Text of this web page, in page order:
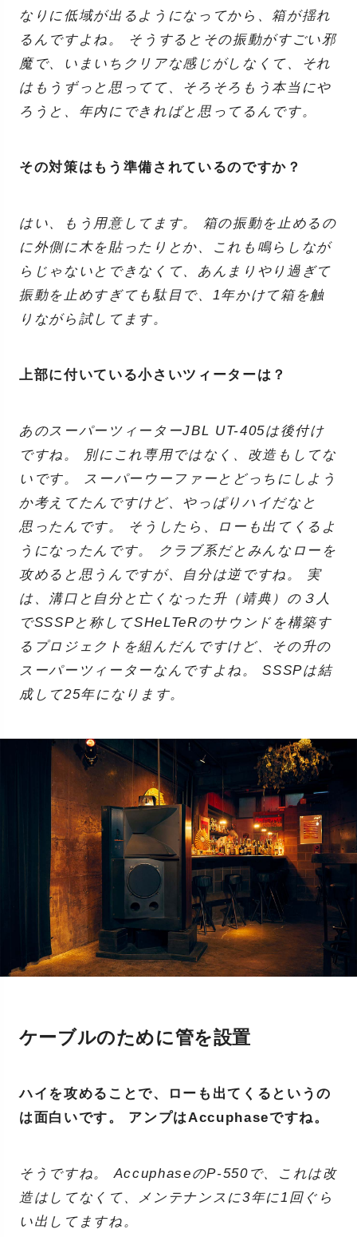
なりに低域が出るようになってから、箱が揺れ
るんですよね。 そうするとその振動がすごい邪
魔で、いまいちクリアな感じがしなくて、それ
はもうずっと思ってて、そろそろもう本当にや
ろうと、年内にできればと思ってるんです。
その対策はもう準備されているのですか？
はい、もう用意してます。 箱の振動を止めるの
に外側に木を貼ったりとか、これも鳴らしなが
らじゃないとできなくて、あんまりやり過ぎて
振動を止めすぎても駄目で、1年かけて箱を触
りながら試してます。
上部に付いている小さいツィーターは？
あのスーパーツィーターJBL UT-405は後付け
ですね。 別にこれ専用ではなく、改造もしてな
いです。 スーパーウーファーとどっちにしよう
か考えてたんですけど、やっぱりハイだなと
思ったんです。 そうしたら、ローも出てくるよ
うになったんです。 クラブ系だとみんなローを
攻めると思うんですが、自分は逆ですね。 実
は、溝口と自分と亡くなった升（靖典）の３人
でSSSPと称してSHeLTeRのサウンドを構築す
るプロジェクトを組んだんですけど、その升の
スーパーツィーターなんですよね。 SSSPは結
成して25年になります。
ケーブルのために管を設置
ハイを攻めることで、ローも出てくるというの
は面白いです。 アンプはAccuphaseですね。
そうですね。 AccuphaseのP-550で、これは改
造はしてなくて、メンテナンスに3年に1回ぐら
い出してますね。